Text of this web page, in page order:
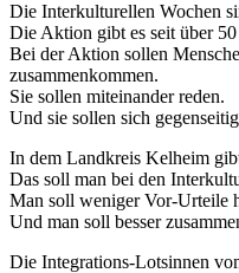
Die Interkulturellen Wochen
Die Aktion gibt es seit über 50
Bei der Aktion sollen
zusammenkommen.
Sie sollen miteinander reden.
Und sie sollen sich
In dem Landkreis Kelheim
Das soll man bei den
Man soll weniger Vor-Urteile
Und man soll besser
Die Integrations-Lotsinnen